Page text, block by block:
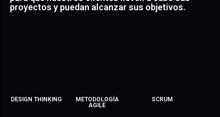
proyectos y puedan alcanzar sus objetivos.
DESIGN THINKING
METODOLOGÍA
AGILE
SCRUM